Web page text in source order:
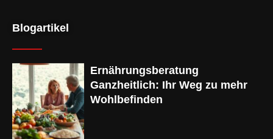
Blogartikel
Ernährungsberatung
Ganzheitlich: Ihr Weg zu mehr
Wohlbefinden